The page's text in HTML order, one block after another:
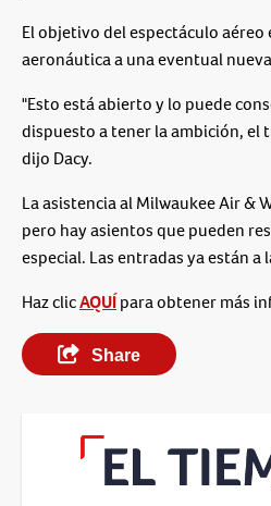
El objetivo del espectáculo aéreo
aeronáutica a una eventual
"Esto está abierto y lo puede
dispuesto a tener la ambición, el
dijo Dacy.
La asistencia al Milwaukee Air &
pero hay asientos que pueden
especial. Las entradas ya están a
Haz clicAQUÍpara obtener más
Share